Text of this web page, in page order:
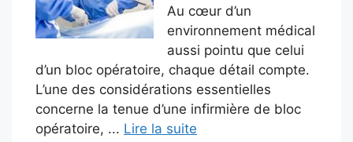
Au cœur d’un
environnement médical
aussi pointu que celui
d’un bloc opératoire, chaque détail compte.
L’une des considérations essentielles
concerne la tenue d’une infirmière de bloc
opératoire, ... Lire la suite